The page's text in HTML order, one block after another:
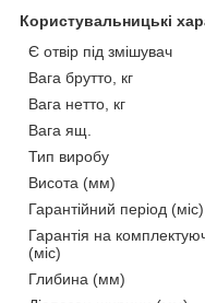
Користувальницькі
Є отвір під змішувач
Вага брутто, кг
Вага нетто, кг
Вага ящ.
Тип виробу
Висота (мм)
Гарантійний період (міс)
Гарантія на
(міс)
Глибина (мм)